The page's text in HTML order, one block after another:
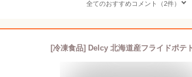
全てのおすすめコメント（2件）
[冷凍食品] Delcy 北海道産フライドポテ